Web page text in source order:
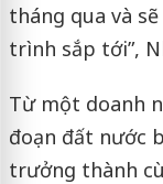
tháng qua và
trình sắp tới”,
Từ một doanh
đoạn đất nước
trưởng thành